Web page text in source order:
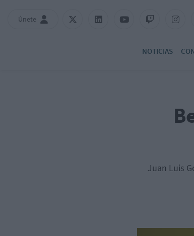
Únete
NOTICIAS
Juan Luis